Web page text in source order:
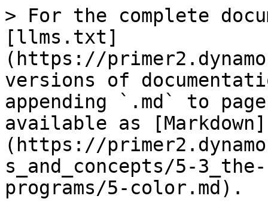
> For the complete
[llms.txt]
(https://
versions of
appending `.md` to
available as [Markdown]
(https://
s_and_concepts/5-
programs/5-color.md).